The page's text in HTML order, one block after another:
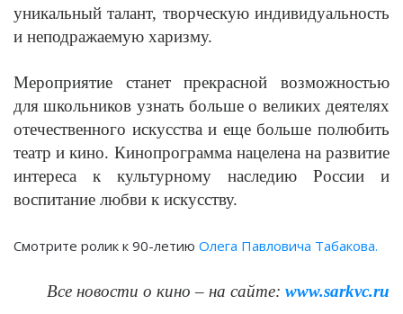
уникальный талант, творческую индивидуальность
и неподражаемую харизму.
Мероприятие станет прекрасной возможностью
для школьников узнать больше о великих деятелях
отечественного искусства и еще больше полюбить
театр и кино. Кинопрограмма нацелена на развитие
интереса к культурному наследию России и
воспитание любви к искусству.
Смотрите ролик к 90-летию Олега Павловича Табакова.
Все новости о кино – на сайте: www.sarkvc.ru